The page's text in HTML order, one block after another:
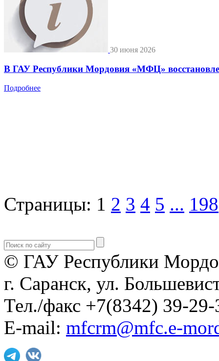
30 июня 2026
В ГАУ Республики Мордовия «МФЦ»
Подробнее
Страницы: 1 2 3 4 5 ... 198
© ГАУ Республики
г. Саранск, ул.
Тел./факс +7(8342) 39-29-
E-mail: mfcrm@mfc.e-